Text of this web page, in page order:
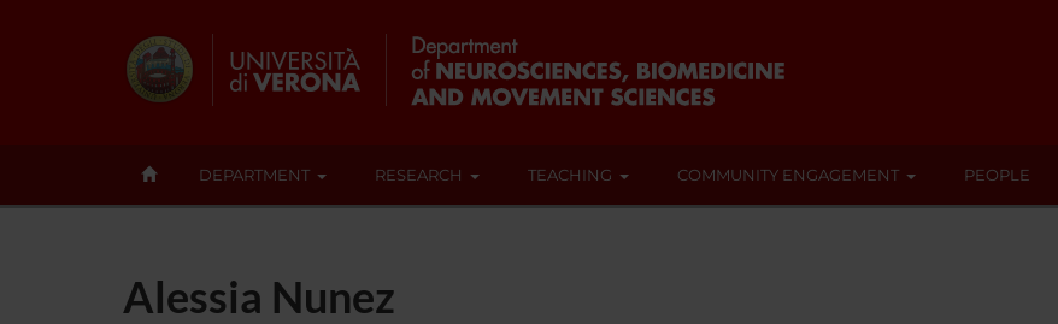
DEPARTMENT RESEARCH TEACHING COMMUNITY ENGAGEMENT PEOPLE
Alessia Nunez